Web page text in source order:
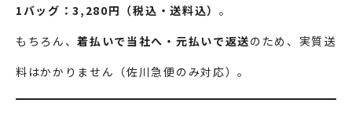
1バッグ：3,280円（税込・送料込） 。
もちろん、着払いで当社へ・元払いで返送のため、実質送
料はかかりません（佐川急便のみ対応）。